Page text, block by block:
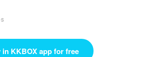
in KKBOX app for free